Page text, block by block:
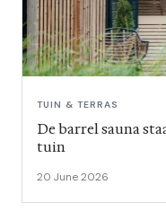
TUIN & TERRAS
De barrel sauna
tuin
20 June 2026